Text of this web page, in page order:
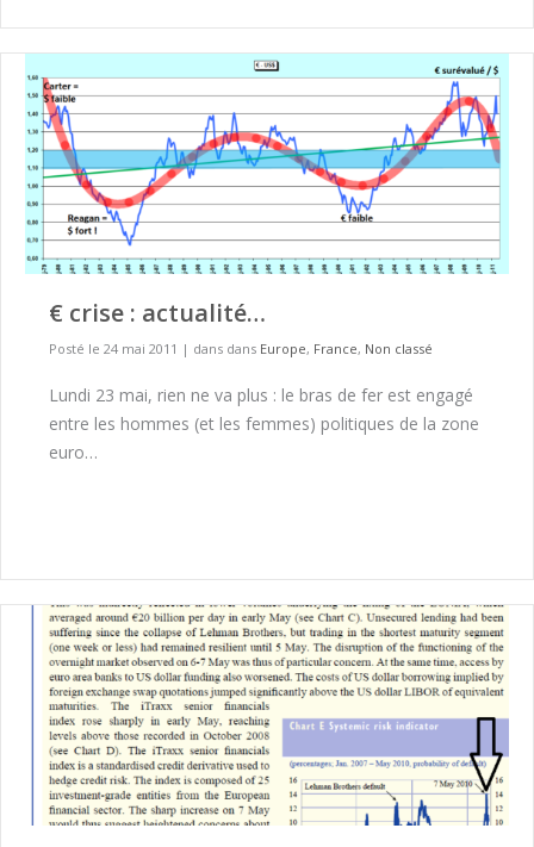
€ crise : actualité…
Posté le 24 mai 2011 | dans dans Europe, France, Non classé
Lundi 23 mai, rien ne va plus : le bras de fer est engagé
entre les hommes (et les femmes) politiques de la zone
euro…